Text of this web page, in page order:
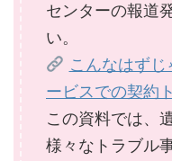
センターの報道
い。
こんなはず
ービスでの契約
この資料では、
様々なトラブル